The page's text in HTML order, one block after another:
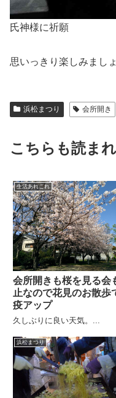
氏神様に祈願
思いっきり楽しみましょ
浜松まつり 会所開き
こちらも読ま
生活あれこれ
会所開きも桜を見る会
止なので花見のお散歩
疫アップ
久しぶりに良い天気。...
浜松まつり